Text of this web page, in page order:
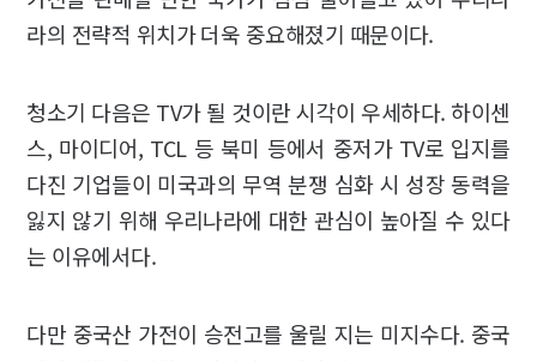
라의 전략적 위치가 더욱 중요해졌기 때문이다.
청소기 다음은 TV가 될 것이란 시각이 우세하다. 하이센
스, 마이디어, TCL 등 북미 등에서 중저가 TV로 입지를
다진 기업들이 미국과의 무역 분쟁 심화 시 성장 동력을
잃지 않기 위해 우리나라에 대한 관심이 높아질 수 있다
는 이유에서다.
다만 중국산 가전이 승전고를 울릴 지는 미지수다. 중국